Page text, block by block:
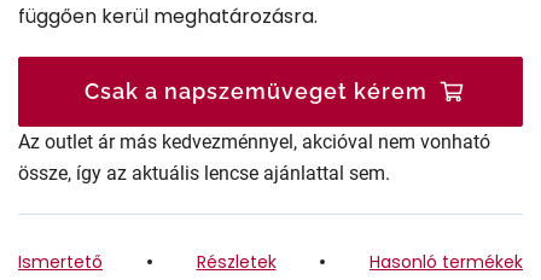
függően kerül meghatározásra.
Csak a napszemüveget kérem
Az outlet ár más kedvezménnyel, akcióval nem vonható
össze, így az aktuális lencse ajánlattal sem.
Ismertető Részletek Hasonló termékek